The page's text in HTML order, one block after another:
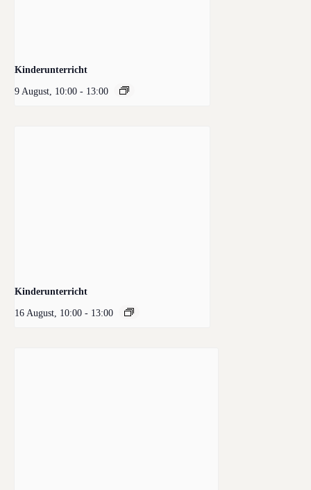
Kinderunterricht
9 August, 10:00 - 13:00
Kinderunterricht
16 August, 10:00 - 13:00